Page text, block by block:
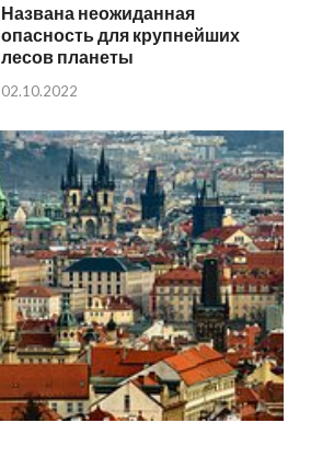
Названа неожиданная
опасность для крупнейших
лесов планеты
02.10.2022